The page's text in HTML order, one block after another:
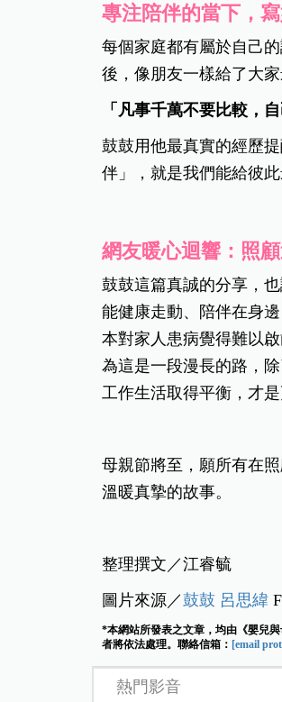
專注陪伴的當下，
每個家庭都有屬於自己
後，像朋友一樣給了大家
「凡事千萬不要比較，
鼓鼓用他最真實的經歷
伴」，就是我們能給彼此
網友暖心迴響：照
鼓鼓這篇真誠的分享，
能健康走動、陪伴在身
本對家人患病覺得難以
為這是一段漫長的路，
工作生活取得平衡，才是
母親節將至，願所有在
溫暖真摯的故事。
整理撰文／江睿毓
圖片來源／鼓鼓 呂思緯
*本網站所發表之文章，均由《嬰兒
者將依法處理。聯絡信箱： [email
熱門影音